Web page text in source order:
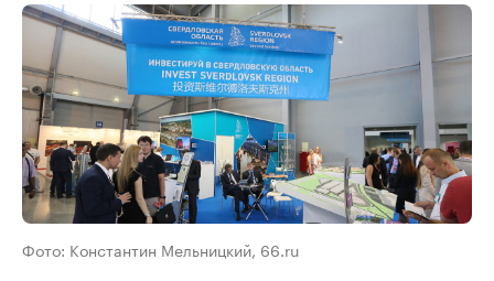
Фото: Константин Мельницкий, 66.ru